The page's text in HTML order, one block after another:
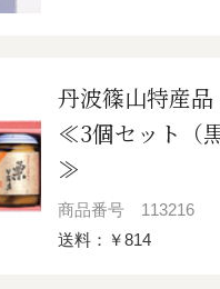
丹波篠山特産品
≪3個セット（
≫
商品番号
113216
送料：￥814